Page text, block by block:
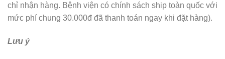
chỉ nhận hàng. Bệnh viện có chính sách ship toàn quốc với
mức phí chung 30.000đ đã thanh toán ngay khi đặt hàng).
Lưu ý